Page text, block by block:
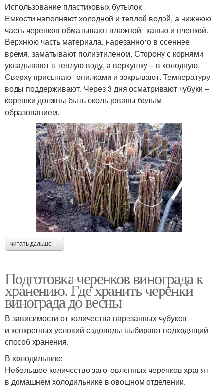
Использование пластиковых бутылок
Емкости наполняют холодной и теплой водой, а нижнюю
часть черенков обматывают влажной тканью и пленкой.
Верхнюю часть материала, нарезанного в осеннее
время, заматывают полиэтиленом. Сторону с корнями
укладывают в теплую воду, а верхушку – в холодную.
Сверху присыпают опилками и закрывают. Температуру
воды поддерживают. Через 3 дня осматривают чубуки –
корешки должны быть окольцованы белым
образованием.
читать дальше →
Подготовка черенков винограда к
хранению. Где хранить черенки
винограда до весны
В зависимости от количества нарезанных чубуков
и конкретных условий садоводы выбирают подходящий
способ хранения.
В холодильнике
Небольшое количество заготовленных черенков хранят
в домашнем холодильнике в овощном отделении.